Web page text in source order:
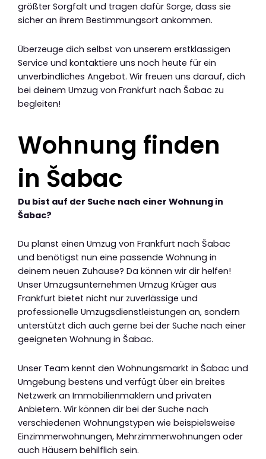
größter Sorgfalt und tragen dafür Sorge, dass sie
sicher an ihrem Bestimmungsort ankommen.
Überzeuge dich selbst von unserem erstklassigen
Service und kontaktiere uns noch heute für ein
unverbindliches Angebot. Wir freuen uns darauf, dich
bei deinem Umzug von Frankfurt nach Šabac zu
begleiten!
Wohnung finden
in Šabac
Du bist auf der Suche nach einer Wohnung in
Šabac?
Du planst einen Umzug von Frankfurt nach Šabac
und benötigst nun eine passende Wohnung in
deinem neuen Zuhause? Da können wir dir helfen!
Unser Umzugsunternehmen Umzug Krüger aus
Frankfurt bietet nicht nur zuverlässige und
professionelle Umzugsdienstleistungen an, sondern
unterstützt dich auch gerne bei der Suche nach einer
geeigneten Wohnung in Šabac.
Unser Team kennt den Wohnungsmarkt in Šabac und
Umgebung bestens und verfügt über ein breites
Netzwerk an Immobilienmaklern und privaten
Anbietern. Wir können dir bei der Suche nach
verschiedenen Wohnungstypen wie beispielsweise
Einzimmerwohnungen, Mehrzimmerwohnungen oder
auch Häusern behilflich sein.